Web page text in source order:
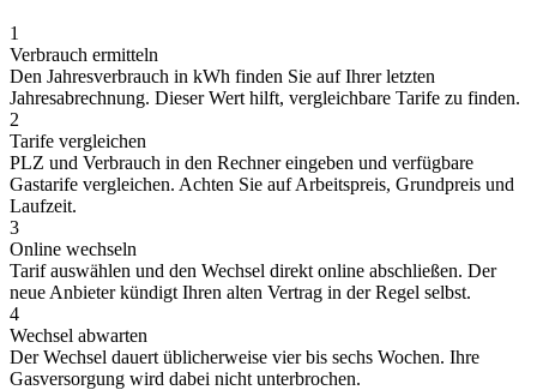
1
Verbrauch ermitteln
Den Jahresverbrauch in kWh finden Sie auf Ihrer letzten
Jahresabrechnung. Dieser Wert hilft, vergleichbare Tarife zu finden.
2
Tarife vergleichen
PLZ und Verbrauch in den Rechner eingeben und verfügbare
Gastarife vergleichen. Achten Sie auf Arbeitspreis, Grundpreis und
Laufzeit.
3
Online wechseln
Tarif auswählen und den Wechsel direkt online abschließen. Der
neue Anbieter kündigt Ihren alten Vertrag in der Regel selbst.
4
Wechsel abwarten
Der Wechsel dauert üblicherweise vier bis sechs Wochen. Ihre
Gasversorgung wird dabei nicht unterbrochen.